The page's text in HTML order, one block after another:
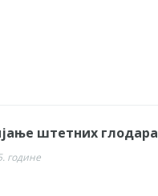
штетних глодара
године